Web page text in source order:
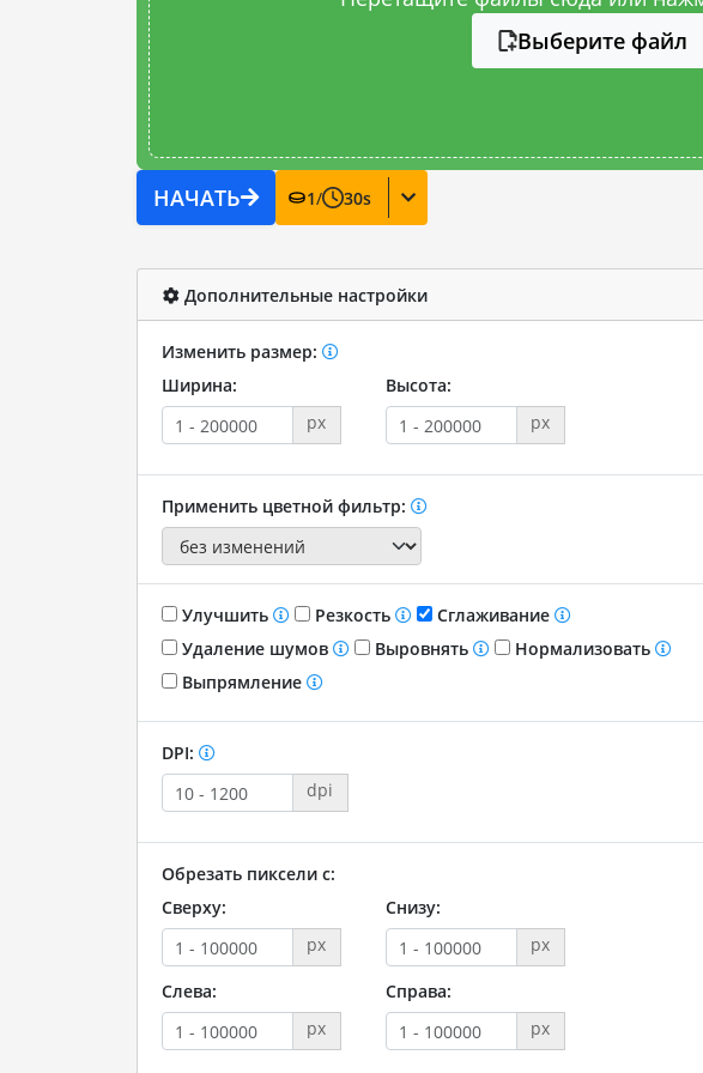
Выберите файл
НАЧАТЬ 1/ 30s
Дополнительные настройки
Изменить размер:
Ширина:
px
Высота:
px
Применить цветной фильтр:
Улучшить Резкость
Сглаживание
Удаление шумов
Выровнять
Нормализовать
Выпрямление
DPI:
dpi
Обрезать пиксели с:
Сверху:
px
Снизу:
px
Слева:
px
Справа:
px